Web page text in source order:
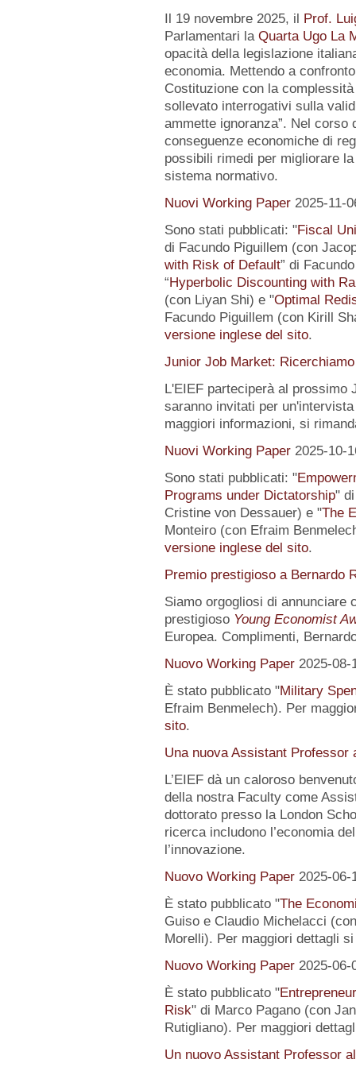
Il 19 novembre 2025, il Prof.
Parlamentari la Quarta Ugo La
opacità della legislazione
economia. Mettendo a
Costituzione con la
sollevato interrogativi sulla
ammette ignoranza”. Nel corso
conseguenze economiche di
possibili rimedi per migliorare
sistema normativo.
Nuovi Working Paper 2025-11-
Sono stati pubblicati: "Fiscal
di Facundo Piguillem (con
with Risk of Default” di
“Hyperbolic Discounting with
(con Liyan Shi) e "Optimal
Facundo Piguillem (con Kirill
versione inglese del sito.
Junior Job Market:
L'EIEF parteciperà al prossimo
saranno invitati per
maggiori informazioni, si
Nuovi Working Paper 2025-10-
Sono stati pubblicati: "
Programs under Dictatorship"
Cristine von Dessauer) e "The
Monteiro (con Efraim
versione inglese del sito.
Premio prestigioso a Bernardo
Siamo orgogliosi di annunciare
prestigioso Young Economist
Europea. Complimenti,
Nuovo Working Paper 2025-08-
È stato pubblicato "Military
Efraim Benmelech). Per
sito.
Una nuova Assistant Professor
L’EIEF dà un caloroso
della nostra Faculty come
dottorato presso la London
ricerca includono l’economia
l’innovazione.
Nuovo Working Paper 2025-06-
È stato pubblicato "The
Guiso e Claudio Michelacci
Morelli). Per maggiori dettagli
Nuovo Working Paper 2025-06-
È stato pubblicato "
Risk" di Marco Pagano (con
Rutigliano). Per maggiori
Un nuovo Assistant Professor